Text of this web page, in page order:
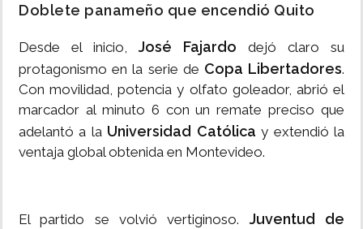
Doblete panameño que encendió Quito
Desde el inicio, José Fajardo dejó claro su
protagonismo en la serie de Copa Libertadores.
Con movilidad, potencia y olfato goleador, abrió el
marcador al minuto 6 con un remate preciso que
adelantó a la Universidad Católica y extendió la
ventaja global obtenida en Montevideo.
El partido se volvió vertiginoso. Juventud de